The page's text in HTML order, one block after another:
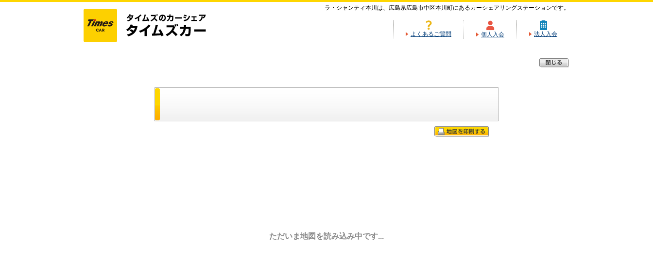
ラ・シャンティ本川は、広島県広島市中区本川町にあるカーシェアリングステーションです。
よくあるご質問 個人入会 法人入会
ただいま地図を読み込み中です...